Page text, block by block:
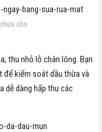
cồn
thu nhỏ lỗ chân lông. Bạn
để kiểm soát dầu thừa và
dễ dàng hấp thu các